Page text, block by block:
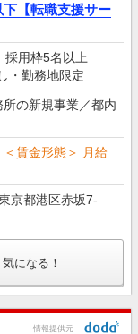
【転職支援サー
採用枠5名以上
・勤務地限定
所の新規事業／都内
賃金形態＞ 月給
京都港区赤坂7-
気になる！
情報提供元